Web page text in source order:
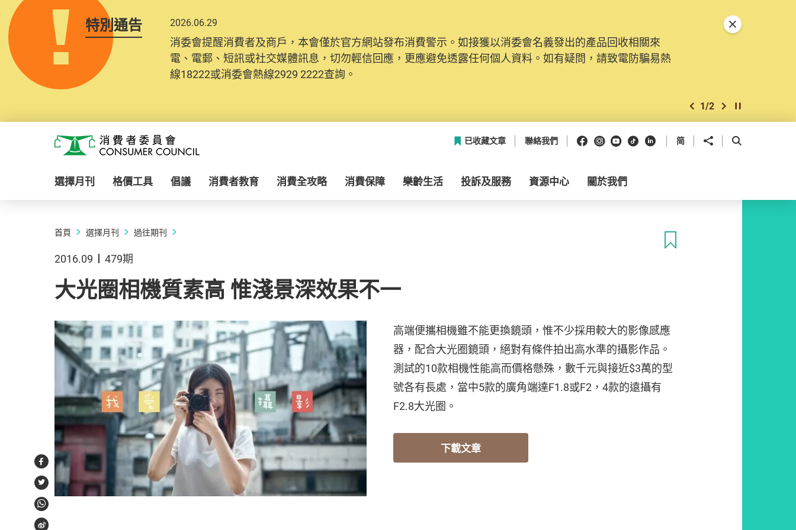
特別通告 2026.06.29
消委會提醒消費者及商戶，本會僅於官方網站發布消費警示。如接獲以消委會名義發出的產品回收相關來
電、電郵、短訊或社交媒體訊息，切勿輕信回應，更應避免透露任何個人資料。如有疑問，請致電防騙易熱
線18222或消委會熱線2929 2222查詢。
上一個
1/2 下一個開始/暫停幻燈
關閉特別通告
消費者委員會
已收藏文章 聯絡我們 Facebook
Instagram
Youtube
抖音領英 简 分享到 開啟搜尋框
選擇月刊 格價工具 倡議 消費者教育 消費全攻略 消費保障 樂齡生活 投訴及服務 資源中心 關於我們
首頁 選擇月刊 過往期刊
2016.09 479期
大光圈相機質素高 惟淺景深效果不一
高端便攜相機雖不能更換鏡頭，惟不少採用較大的影像感應
器，配合大光圈鏡頭，絕對有條件拍出高水準的攝影作品。
測試的10款相機性能高而價格懸殊，數千元與接近$3萬的型
號各有長處，當中5款的廣角端達F1.8或F2，4款的遠攝有
F2.8大光圈。
下載文章
Facebook
Twitter
WhatsApp